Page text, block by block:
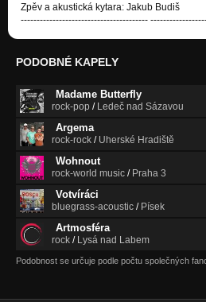
Zpěv a akustická kytara: Jakub Budiš
----------------------------------------
PODOBNÉ KAPELY
Madame Butterfly
rock-pop / Ledeč nad Sázavou
Argema
rock-rock / Uherské Hradiště
Wohnout
rock-world music / Praha 3
Votvíráci
bluegrass-acoustic / Písek
Artmosféra
rock / Lysá nad Labem
Podobnost se určuje podle počtu společných